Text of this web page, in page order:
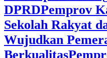
DPRD‎Pemprov
Sekolah Rakyat
Wujudkan
Berkualitas